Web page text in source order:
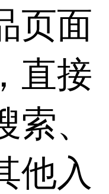
页面
直接
、
他入